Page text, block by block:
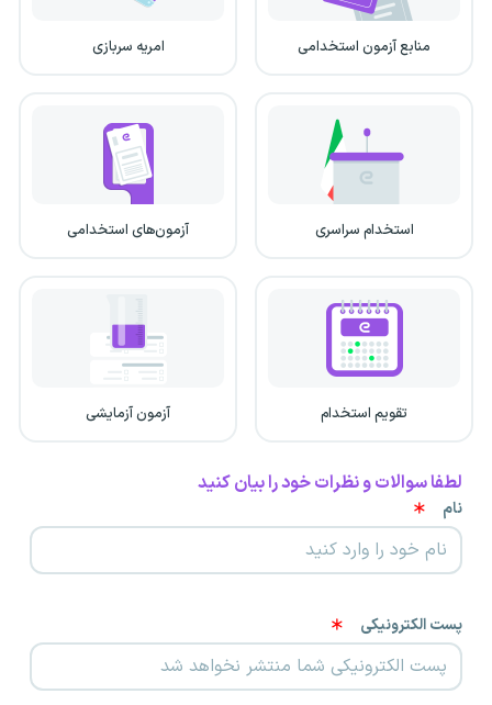
منابع آزمون استخدامی امریه سربازی
استخدام سراسری آزمون‌های استخدامی
تقویم استخدام آزمون آزمایشی
لطفا سوالات و نظرات خود را بیان کنید
نام
پست الکترونیکی